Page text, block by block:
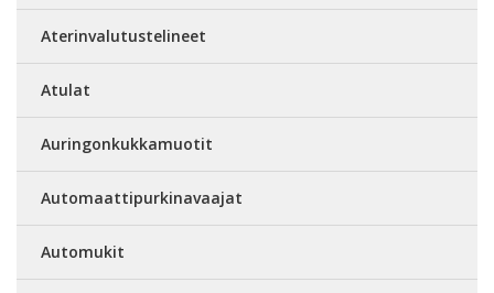
Aterinvalutustelineet
Atulat
Auringonkukkamuotit
Automaattipurkinavaajat
Automukit